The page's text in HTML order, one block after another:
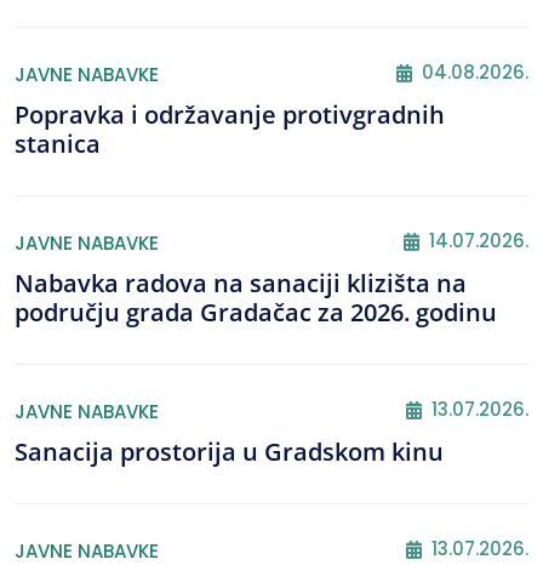
JAVNE NABAVKE 04.08.2026.
Popravka i održavanje protivgradnih
stanica
JAVNE NABAVKE 14.07.2026.
Nabavka radova na sanaciji klizišta na
području grada Gradačac za 2026. godinu
JAVNE NABAVKE 13.07.2026.
Sanacija prostorija u Gradskom kinu
JAVNE NABAVKE 13.07.2026.